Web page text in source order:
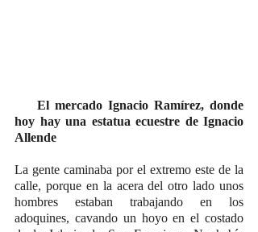
hoy hay una estatua ecuestre de Ignacio
Allende
La gente caminaba por el extremo este de la
calle, porque en la acera del otro lado unos
hombres estaban trabajando en los
adoquines, cavando un hoyo en el costado